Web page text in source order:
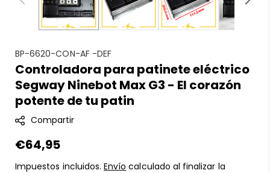
S
K
U
:
BP-6620-CON-AF -DEF
Controladora para patinete eléctrico
Segway Ninebot Max G3 - El corazón
potente de tu patin
Compartir
Precio
regular
€64,95
Impuestos incluidos.Envío calculado al finalizar la